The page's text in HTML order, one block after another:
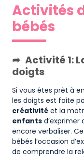
Activités
bébés
Activité 1:
doigts
Si vous êtes prêt à
les doigts est faite
créativité et la
enfants d’exprimer
encore verbaliser.
bébés l’occasion
de comprendre la